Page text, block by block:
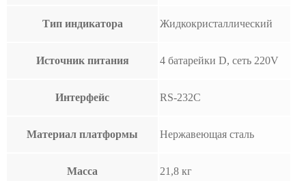
Тип индикатора Жидкокристаллический
Источник питания 4 батарейки D, сеть 220V
Интерфейс RS-232C
Материал платформы Нержавеющая сталь
Масса 21,8 кг